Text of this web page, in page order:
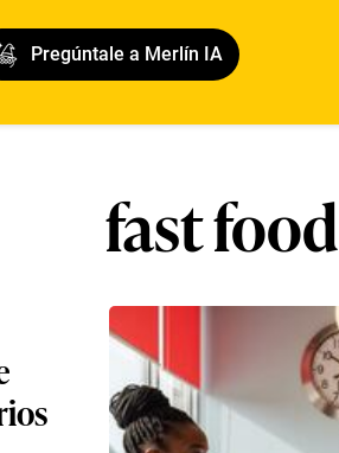
Pregúntale a Merlín IA
fast food